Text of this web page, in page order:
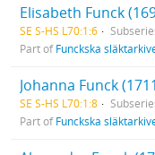
SE S-HS L70:1:6
Part ofFunckska
SE S-HS L70:1:8
Part ofFunckska